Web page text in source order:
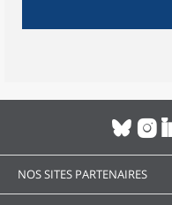
NOS SITES PARTENAIRES